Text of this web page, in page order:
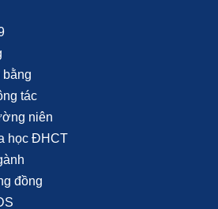
bằng
tác
niên
học ĐHCT
đồng